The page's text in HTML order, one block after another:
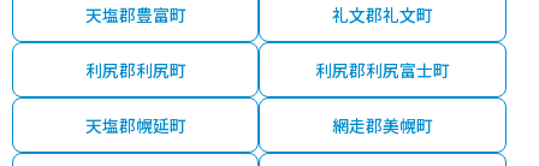
天塩郡豊富町 礼文郡礼文町
利尻郡利尻町 利尻郡利尻富士町
天塩郡幌延町 網走郡美幌町